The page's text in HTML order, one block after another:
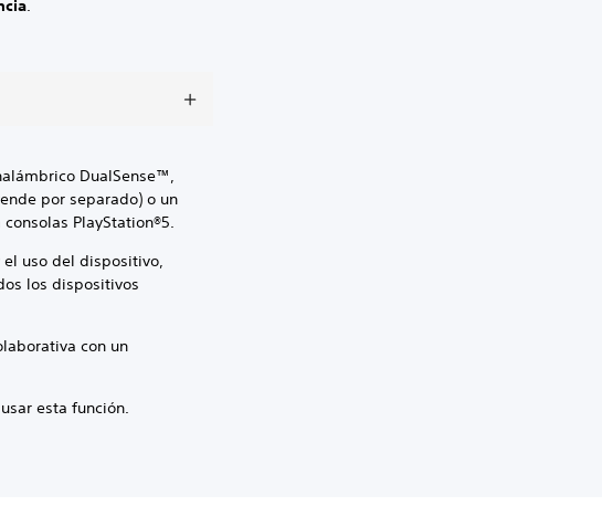
.
DualSense™,
por separado) o un
PlayStation®5.
uso del dispositivo,
los dispositivos
con un
esta función.